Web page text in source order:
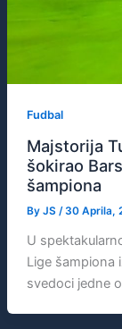
Fudbal
Majstorija
šokirao
šampiona
By JS /30 Aprila,
U
Lige šampiona
svedoci jedne